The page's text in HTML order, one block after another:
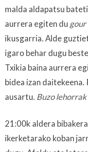
malda aldapatsu
aurrera egiten du gour
ikusgarria. Alde
igaro behar dugu
Txikia baina aurrera
bidea izan
ausartu. Buzo lehorrak
21:00k aldera
ikerketarako koban